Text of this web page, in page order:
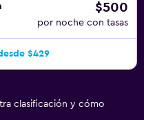
practicar las
que se indican más
del alojamiento (es
$500
por noche con tasas
$429
clasificación y cómo